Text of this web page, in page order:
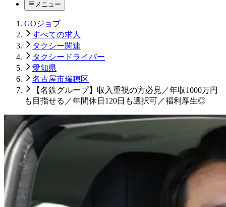
メニュー
GOジョブ
すべての求人
タクシー関連
タクシードライバー
愛知県
名古屋市瑞穂区
【名鉄グループ】収入重視の方必見／年収1000万円
も目指せる／年間休日120日も選択可／福利厚生◎